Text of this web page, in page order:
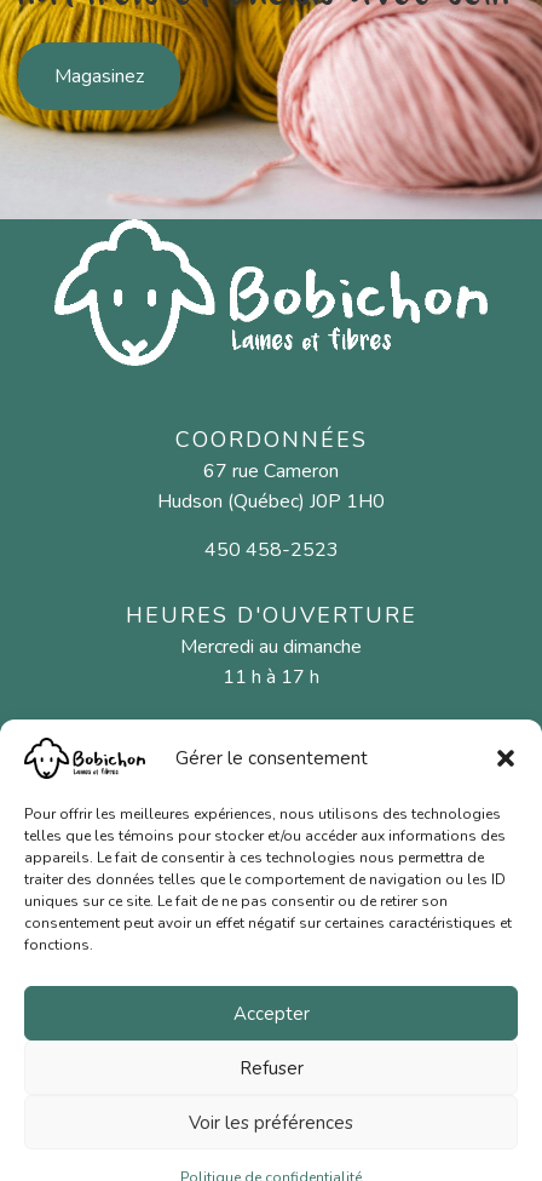
Gérer le consentement
Pour offrir les meilleures expériences, nous utilisons des technologies
telles que les témoins pour stocker et/ou accéder aux informations des
appareils. Le fait de consentir à ces technologies nous permettra de
traiter des données telles que le comportement de navigation ou les ID
uniques sur ce site. Le fait de ne pas consentir ou de retirer son
consentement peut avoir un effet négatif sur certaines caractéristiques et
fonctions.
Accepter
Refuser
Voir les préférences
Magasinez
COORDONNÉES
67 rue Cameron
Hudson (Québec) J0P 1H0
450 458-2523
HEURES D'OUVERTURE
Mercredi au dimanche
11 h à 17 h
MENU
Fibres naturelles
Aiguilles et crochets
Cartes-cadeaux
Nous joindre
Conditions de vente
Politique de confidentialité
Bloomologie